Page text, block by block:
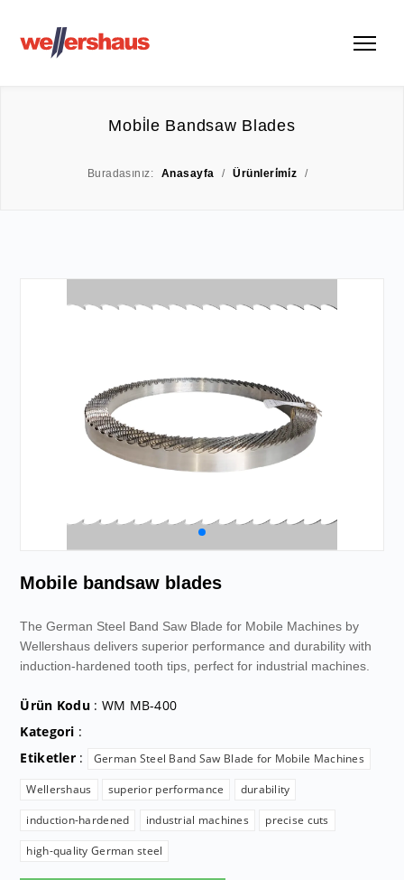
Mobi̇le Bandsaw Blades
Buradasınız: Anasayfa / Ürünleri̇mi̇z /
Mobile bandsaw blades
The German Steel Band Saw Blade for Mobile Machines by
Wellershaus delivers superior performance and durability with
induction-hardened tooth tips, perfect for industrial machines.
Ürün Kodu: WM MB-400
Kategori :
Etiketler:
German Steel Band Saw Blade for Mobile Machines
Wellershaus
superior performance
durability
induction-hardened
industrial machines
precise cuts
high-quality German steel